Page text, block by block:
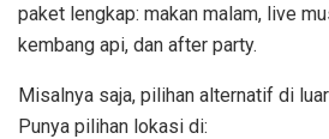
paket lengkap: makan malam, live
kembang api, dan after party.
Misalnya saja, pilihan alternatif di
Punya pilihan lokasi di: